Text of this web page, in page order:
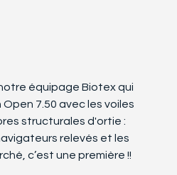
équipage Biotex qui
7.50 avec les voiles
structurales d'ortie :
relevés et les
c’est une première !!